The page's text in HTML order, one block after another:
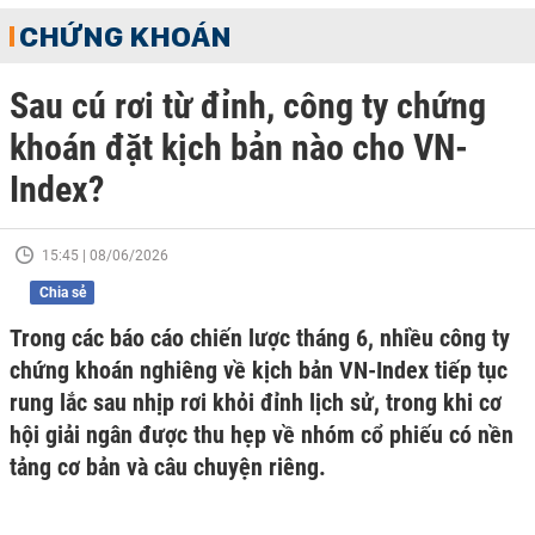
CHỨNG KHOÁN
Sau cú rơi từ đỉnh, công ty chứng
khoán đặt kịch bản nào cho VN-
Index?
15:45 | 08/06/2026
Chia sẻ
Trong các báo cáo chiến lược tháng 6, nhiều công ty
chứng khoán nghiêng về kịch bản VN-Index tiếp tục
rung lắc sau nhịp rơi khỏi đỉnh lịch sử, trong khi cơ
hội giải ngân được thu hẹp về nhóm cổ phiếu có nền
tảng cơ bản và câu chuyện riêng.